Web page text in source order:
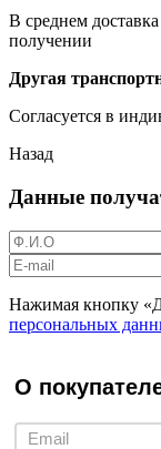
В среднем
получении
Другая
Согласуется в
Назад
Данные
Нажимая кнопку
персональных
О